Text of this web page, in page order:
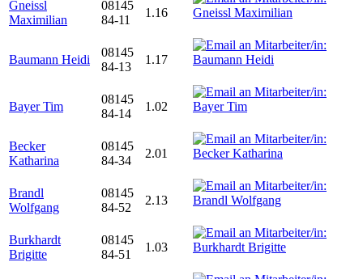
Gneissl
Maximilian
08145
84-11
1.16
Baumann Heidi
08145
84-13
1.17
Bayer Tim
08145
84-14
1.02
Becker
Katharina
08145
84-34
2.01
Brandl
Wolfgang
08145
84-52
2.13
Burkhardt
Brigitte
08145
84-51
1.03